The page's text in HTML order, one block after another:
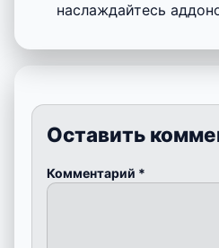
наслаждайтесь
Оставить
Комментарий *